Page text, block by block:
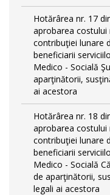
Hotărârea nr. 17
aprobarea costului
contribuţiei lunare
beneficiarii
Medico - Socială
aparţinătorii,
ai acestora
Hotărârea nr. 18
aprobarea costului
contribuţiei lunare
beneficiarii
Medico - Socială
de aparţinătorii,
legali ai acestora